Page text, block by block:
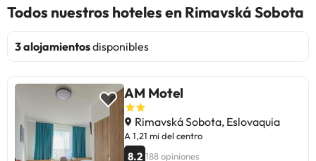
Todos nuestros hoteles en Rimavská Sobota
3 alojamientosdisponibles
AM Motel
Rimavská Sobota, Eslovaquia
A 1,21 mi del centro
8.2 188 opiniones